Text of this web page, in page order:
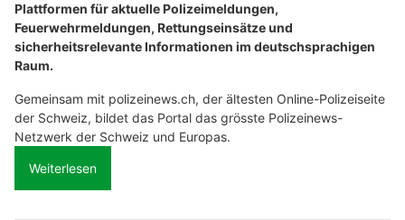
Plattformen für aktuelle Polizeimeldungen,
Feuerwehrmeldungen, Rettungseinsätze und
sicherheitsrelevante Informationen im deutschsprachigen
Raum.
Gemeinsam mit polizeinews.ch, der ältesten Online-Polizeiseite
der Schweiz, bildet das Portal das grösste Polizeinews-
Netzwerk der Schweiz und Europas.
Weiterlesen